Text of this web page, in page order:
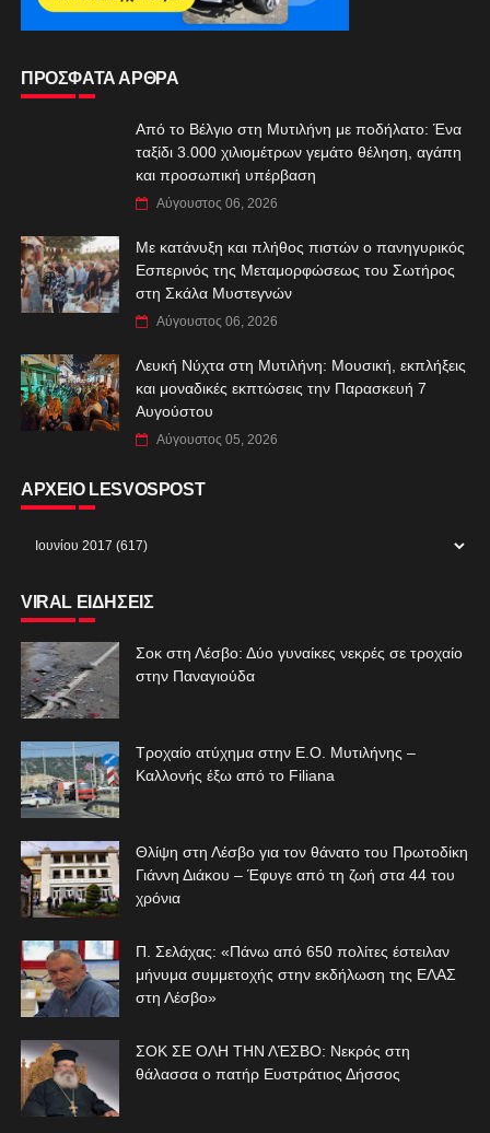
ΠΡΟΣΦΑΤΑ ΑΡΘΡΑ
Από το Βέλγιο στη Μυτιλήνη με ποδήλατο: Ένα
ταξίδι 3.000 χιλιομέτρων γεμάτο θέληση, αγάπη
και προσωπική υπέρβαση
Αύγουστος 06, 2026
Με κατάνυξη και πλήθος πιστών ο πανηγυρικός
Εσπερινός της Μεταμορφώσεως του Σωτήρος
στη Σκάλα Μυστεγνών
Αύγουστος 06, 2026
Λευκή Νύχτα στη Μυτιλήνη: Μουσική, εκπλήξεις
και μοναδικές εκπτώσεις την Παρασκευή 7
Αυγούστου
Αύγουστος 05, 2026
ΑΡΧΕΙΟ LESVOSPOST
VIRAL ΕΙΔΗΣΕΙΣ
Σοκ στη Λέσβο: Δύο γυναίκες νεκρές σε τροχαίο
στην Παναγιούδα
Τροχαίο ατύχημα στην Ε.Ο. Μυτιλήνης –
Καλλονής έξω από το Filiana
Θλίψη στη Λέσβο για τον θάνατο του Πρωτοδίκη
Γιάννη Διάκου – Έφυγε από τη ζωή στα 44 του
χρόνια
Π. Σελάχας: «Πάνω από 650 πολίτες έστειλαν
μήνυμα συμμετοχής στην εκδήλωση της ΕΛΑΣ
στη Λέσβο»
ΣΟΚ ΣΕ ΟΛΗ ΤΗΝ ΛΈΣΒΟ: Νεκρός στη
θάλασσα ο πατήρ Ευστράτιος Δήσσος